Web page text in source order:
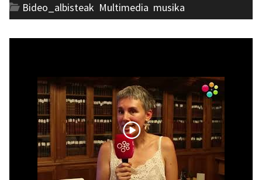
Bideo_albisteak Multimedia musika